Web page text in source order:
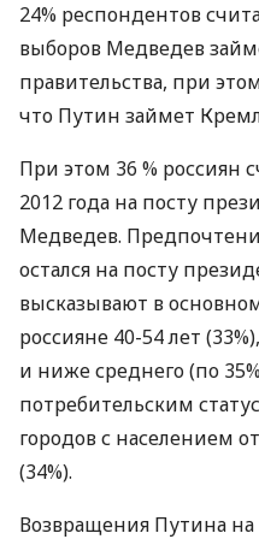
24% респондентов
выборов Медведев
правительства, при
что Путин займет
При этом 36 % россиян
2012 года на посту
Медведев.
остался на посту
высказывают в
россияне 40-54 лет
и ниже среднего (по
потребительским
городов с населением
(34%).
Возвращения Путина